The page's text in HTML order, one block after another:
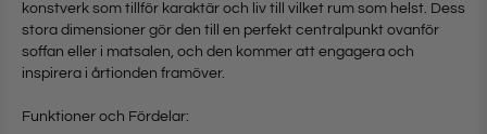
konstverk som tillför karaktär och liv till vilket rum som helst. Dess
stora dimensioner gör den till en perfekt centralpunkt ovanför
soffan eller i matsalen, och den kommer att engagera och
inspirera i årtionden framöver.
Funktioner och Fördelar: